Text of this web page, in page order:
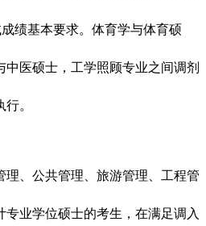
绩基本要求。体育学与体育硕
医硕士，工学照顾专业之间调剂
。
、公共管理、旅游管理、工程管
业学位硕士的考生，在满足调入